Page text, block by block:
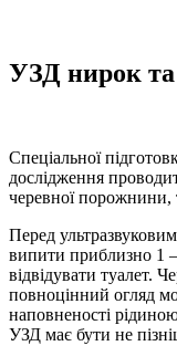
УЗД нирок та
Спеціальної
дослідження
черевної порожнини,
Перед
випити приблизно 1
відвідувати туалет.
повноцінний огляд
наповненості
УЗД має бути не